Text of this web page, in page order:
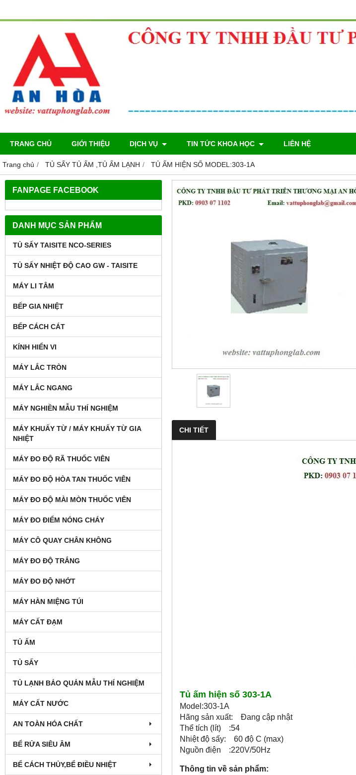
TRANG CHỦ GIỚI THIỆU DỊCH VỤ TIN TỨC KHOA HỌC LIÊN HỆ
Trang chủ TỦ SẤY TỦ ẤM ,TỦ ẤM LẠNH TỦ ẤM HIỆN SỐ MODEL:303-1A
FANPAGE FACEBOOK
DANH MỤC SẢN PHẨM
TỦ SẤY TAISITE NCO-SERIES
TỦ SẤY NHIỆT ĐỘ CAO GW - TAISITE
MÁY LI TÂM
BẾP GIA NHIỆT
BẾP CÁCH CÁT
KÍNH HIỂN VI
MÁY LẮC TRÒN
MÁY LẮC NGANG
MÁY NGHIỀN MẪU THÍ NGHIỆM
MÁY KHUẤY TỪ / MÁY KHUẤY TỪ GIA
NHIỆT
MÁY ĐO ĐỘ RÃ THUỐC VIÊN
MÁY ĐO ĐỘ HÒA TAN THUỐC VIÊN
MÁY ĐO ĐỘ MÀI MÒN THUỐC VIÊN
MÁY ĐO ĐIỂM NÓNG CHÁY
MÁY CÔ QUAY CHÂN KHÔNG
MÁY ĐO ĐỘ TRẮNG
MÁY ĐO ĐỘ NHỚT
MÁY HÀN MIỆNG TÚI
MÁY CẤT ĐẠM
TỦ ẤM
TỦ SẤY
TỦ LẠNH BẢO QUẢN MẪU THÍ NGHIỆM
MÁY CẤT NƯỚC
AN TOÀN HÓA CHẤT
BỂ RỬA SIÊU ÂM
BỂ CÁCH THỦY,BỂ ĐIỀU NHIỆT
CHI TIẾT
Tủ ấm hiện số 303-1A
Model:303-1A
Hãng sản xuất: Đang cập nhật
Thể tích (lít) :54
Nhiệt độ sấy: 60 độ C (max)
Nguồn điện :220V/50Hz
Thông tin về sản phẩm: